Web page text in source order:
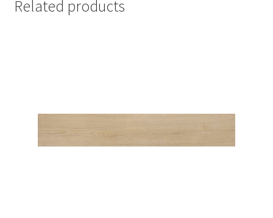
Related products